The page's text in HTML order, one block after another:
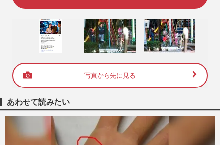
写真から先に見る
あわせて読みたい